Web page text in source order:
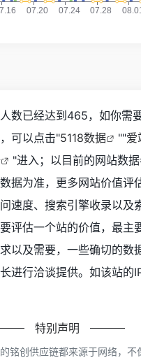
数已经达到465，如你需
可以点击"5118数据 ""爱
"进入；以目前的网站数
据为准，更多网站价值评
速度、搜索引擎收录以及
评估一个站的价值，最主
以及需要，一些确切的数
进行洽谈提供。如该站的
特别声明
铭创供应链都来源于网络，不